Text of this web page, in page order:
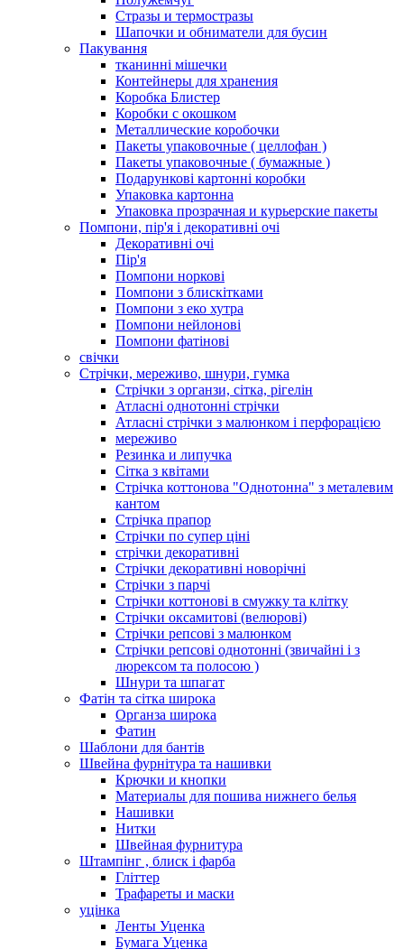
Стразы и термостразы
Шапочки и обниматели для бусин
Пакування
тканинні мішечки
Контейнеры для хранения
Коробка Блистер
Коробки с окошком
Металлические коробочки
Пакеты упаковочные ( целлофан )
Пакеты упаковочные ( бумажные )
Подарункові картонні коробки
Упаковка картонна
Упаковка прозрачная и курьерские пакеты
Помпони, пір'я і декоративні очі
Декоративні очі
Пір'я
Помпони норкові
Помпони з блискітками
Помпони з еко хутра
Помпони нейлонові
Помпони фатінові
свічки
Стрічки, мереживо, шнури, гумка
Стрічки з органзи, сітка, рігелін
Атласні однотонні стрічки
Атласні стрічки з малюнком і перфорацією
мереживо
Резинка и липучка
Сітка з квітами
Стрічка коттонова "Однотонна" з металевим
кантом
Стрічка прапор
Стрічки по супер ціні
стрічки декоративні
Стрічки декоративні новорічні
Стрічки з парчі
Стрічки коттонові в смужку та клітку
Стрічки оксамитові (велюрові)
Стрічки репсові з малюнком
Стрічки репсові однотонні (звичайні і з
люрексом та полосою )
Шнури та шпагат
Фатін та сітка широка
Органза широка
Фатин
Шаблони для бантів
Швейна фурнітура та нашивки
Крючки и кнопки
Материалы для пошива нижнего белья
Нашивки
Нитки
Швейная фурнитура
Штампінг , блиск і фарба
Гліттер
Трафареты и маски
уцінка
Ленты Уценка
Бумага Уценка